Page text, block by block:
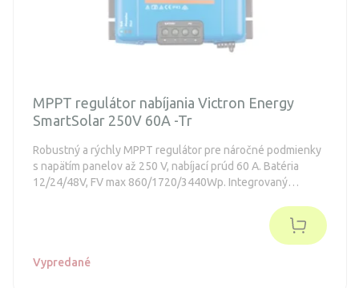
MPPT regulátor nabíjania Victron Energy
SmartSolar 250V 60A -Tr
Robustný a rýchly MPPT regulátor pre náročné podmienky
s napätím panelov až 250 V, nabíjací prúd 60 A. Batéria
12/24/48V, FV max 860/1720/3440Wp. Integrovaný
Vypredané